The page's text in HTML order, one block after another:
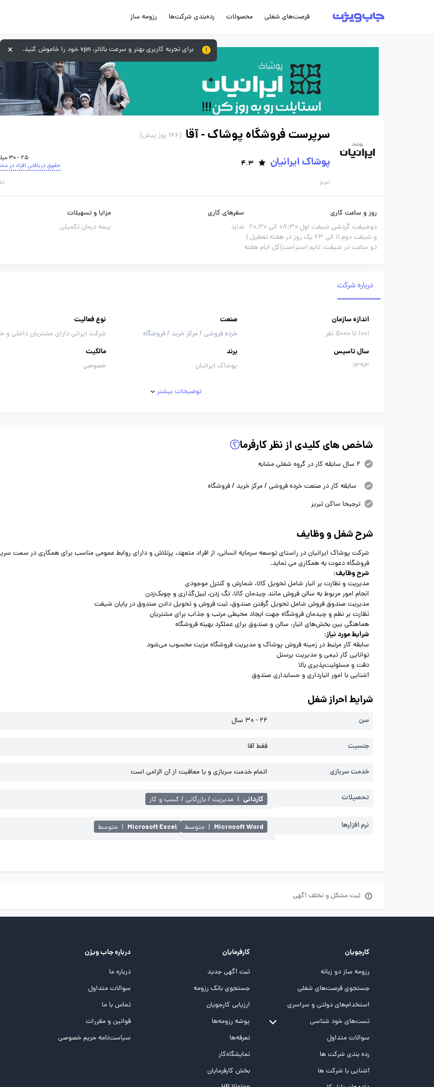
فرصت‌های شغلی محصولات رده‌بندی شرکت‌ها رزومه ساز
سرپرست فروشگاه پوشاک - آقا (166 روز پیش)
پوشاک ایرانیان 4.3
25 - 30 میلیون تومان
حقوق دریافتی افراد در
تبریز
روز و ساعت کاری
دوشیفت گردشی شیفت اول 08:30 الی 20.30
و شیفت دوم 11 الی 23 یک روز در هفته تعطیل (
دو ساعت در شیفت، تایم استراحت)کل ایام هفته
سفرهای کاری
ندارد
مزایا و تسهیلات
بیمه درمان تکمیلی
درباره شرکت
اندازه سازمان
1001 تا 5000 نفر
صنعت
خرده فروشی / مرکز خرید / فروشگاه
نوع فعالیت
شرکت ایرانی دارای مشتریان داخلی و
سال تاسیس
1393
برند
پوشاک ایرانیان
مالکیت
خصوصی
توضیحات بیشتر
شاخص های کلیدی از نظر کارفرما
2 سال سابقه کار در گروه شغلی مشابه
سابقه کار در صنعت خرده فروشی / مرکز خرید / فروشگاه
ترجیحا ساکن تبریز
شرح شغل و وظایف
شرکت پوشاک ایرانیان در راستای توسعه سرمایه انسانی، از افراد متعهد، پرتلاش و دارای روابط عمومی مناسب برای همکاری در سمت
فروشگاه دعوت به همکاری می نماید.
شرح وظایف:
مدیریت و نظارت بر انبار شامل تحویل کالا، شمارش و کنترل موجودی
انجام امور مربوط به سالن فروش مانند چیدمان کالا، تگ زدن، لیبل‌گذاری و چوبک‌زدن
مدیریت صندوق فروش شامل تحویل گرفتن صندوق، ثبت فروش و تحویل دادن صندوق در پایان شیفت
نظارت بر نظم و چیدمان فروشگاه جهت ایجاد محیطی مرتب و جذاب برای مشتریان
هماهنگی بین بخش‌های انبار، سالن و صندوق برای عملکرد بهینه فروشگاه
شرایط مورد نیاز:
سابقه کار مرتبط در زمینه فروش پوشاک و مدیریت فروشگاه مزیت محسوب می‌شود
توانایی کار تیمی و مدیریت پرسنل
دقت و مسئولیت‌پذیری بالا
آشنایی با امور انبارداری و حسابداری صندوق
شرایط احراز شغل
سن 22 - 30 سال
جنسیت فقط آقا
خدمت سربازی اتمام خدمت سربازی و یا معافیت از آن الزامی است
تحصیلات کاردانی | مدیریت / بازرگانی / کسب و کار
نرم افزارها Microsoft Word
| متوسط Microsoft Excel
| متوسط
ثبت مشکل و تخلف آگهی
کارجویان
رزومه ساز دو زبانه
جستجوی فرصت‌های شغلی
استخدام‌های دولتی و سراسری
تست‌های خود شناسی
تست MBTI
تست تیپ سنجی شغلی Holland
تست NEO
سوالات متداول
رده بندی شرکت ها
آشنایی با شرکت ها
کارفرمایان
ثبت آگهی جدید
جستجوی بانک رزومه
ارزیابی کارجویان
پوشه‌‌ رزومه‌ها
تعرفه‌ها
نمایشگاه‌کار
بخش کارفرمایان
درباره جاب ویژن
درباره ما
سوالات متداول
تماس با ما
قوانین و مقررات
سیاست‌نامه حریم خصوصی
برای تجربه کاربری بهتر و سرعت بالاتر، vpn خود را خاموش کنید.